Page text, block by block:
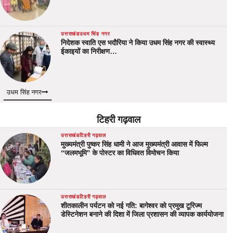
उत्तराखंडउधम सिंह नगर
निदेशक स्वाति एस भदौरिया ने किया उधम सिंह नगर की स्वास्थ्य
ईकाइयों का निरीक्षण…
उधम सिंह नगर
टिहरी गढ़वाल
उत्तराखंडटिहरी गढ़वाल
मुख्यमंत्री पुष्कर सिंह धामी ने आज मुख्यमंत्री आवास में फिल्म
“जलमभूमि” के पोस्टर का विधिवत विमोचन किया
उत्तराखंडटिहरी गढ़वाल
शीतकालीन पर्यटन को नई गति: बागेश्वर को प्रमुख टूरिज्म
डेस्टिनेशन बनाने की दिशा में जिला प्रशासन की व्यापक कार्ययोजना